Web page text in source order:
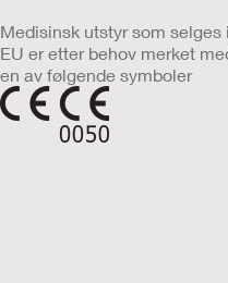
Medisinsk utstyr som selges i
EU er etter behov merket
en av følgende symboler